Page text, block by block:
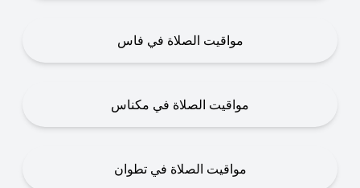
مواقيت الصلاة في فاس
مواقيت الصلاة في مكناس
مواقيت الصلاة في تطوان